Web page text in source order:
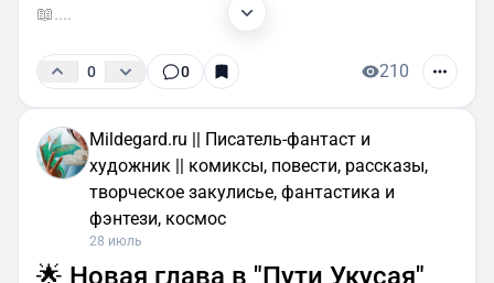
📖....
0 0 210
Mildegard.ru || Писатель-фантаст и
художник || комиксы, повести, рассказы,
творческое закулисье, фантастика и
фэнтези, космос
28 июль
🌟 Новая глава в "Пути Укусая"